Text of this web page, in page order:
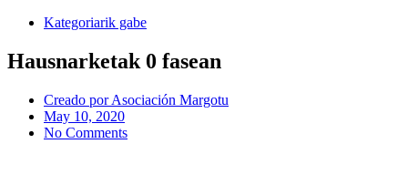
Kategoriarik gabe
Hausnarketak 0 fasean
Creado porAsociación Margotu
May 10, 2020
No Comments